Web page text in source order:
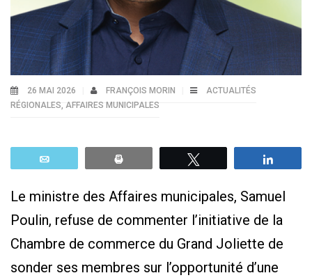
26 MAI 2026 FRANÇOIS MORIN
ACTUALITÉS
RÉGIONALES AFFAIRES MUNICIPALES
Le ministre des Affaires municipales, Samuel
Poulin, refuse de commenter l’initiative de la
Chambre de commerce du Grand Joliette de
sonder ses membres sur l’opportunité d’une